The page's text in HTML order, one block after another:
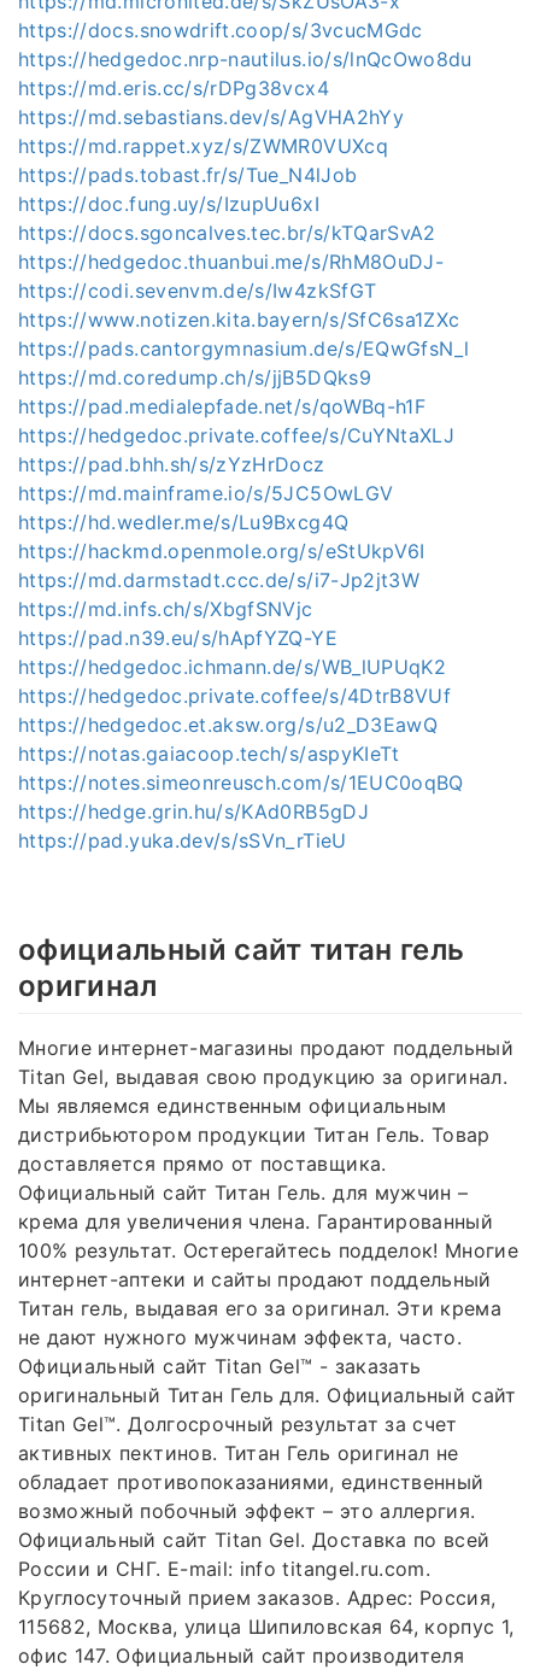
https://docs.snowdrift.coop/s/3vcucMGdc
https://hedgedoc.nrp-nautilus.io/s/lnQcOwo8du
https://md.eris.cc/s/rDPg38vcx4
https://md.sebastians.dev/s/AgVHA2hYy
https://md.rappet.xyz/s/ZWMR0VUXcq
https://pads.tobast.fr/s/Tue_N4lJob
https://doc.fung.uy/s/IzupUu6xI
https://docs.sgoncalves.tec.br/s/kTQarSvA2
https://hedgedoc.thuanbui.me/s/RhM8OuDJ-
https://codi.sevenvm.de/s/Iw4zkSfGT
https://www.notizen.kita.bayern/s/SfC6sa1ZXc
https://pads.cantorgymnasium.de/s/EQwGfsN_l
https://md.coredump.ch/s/jjB5DQks9
https://pad.medialepfade.net/s/qoWBq-h1F
https://hedgedoc.private.coffee/s/CuYNtaXLJ
https://pad.bhh.sh/s/zYzHrDocz
https://md.mainframe.io/s/5JC5OwLGV
https://hd.wedler.me/s/Lu9Bxcg4Q
https://hackmd.openmole.org/s/eStUkpV6I
https://md.darmstadt.ccc.de/s/i7-Jp2jt3W
https://md.infs.ch/s/XbgfSNVjc
https://pad.n39.eu/s/hApfYZQ-YE
https://hedgedoc.ichmann.de/s/WB_lUPUqK2
https://hedgedoc.private.coffee/s/4DtrB8VUf
https://hedgedoc.et.aksw.org/s/u2_D3EawQ
https://notas.gaiacoop.tech/s/aspyKIeTt
https://notes.simeonreusch.com/s/1EUC0oqBQ
https://hedge.grin.hu/s/KAd0RB5gDJ
https://pad.yuka.dev/s/sSVn_rTieU
официальный сайт титан гель
оригинал
Многие интернет-магазины продают поддельный
Titan Gel, выдавая свою продукцию за оригинал.
Мы являемся единственным официальным
дистрибьютором продукции Титан Гель. Товар
доставляется прямо от поставщика.
Официальный сайт Титан Гель. для мужчин –
крема для увеличения члена. Гарантированный
100% результат. Остерегайтесь подделок! Многие
интернет-аптеки и сайты продают поддельный
Титан гель, выдавая его за оригинал. Эти крема
не дают нужного мужчинам эффекта, часто.
Официальный сайт Titan Gel™ - заказать
оригинальный Титан Гель для. Официальный сайт
Titan Gel™. Долгосрочный результат за счет
активных пектинов. Титан Гель оригинал не
обладает противопоказаниями, единственный
возможный побочный эффект – это аллергия.
Официальный сайт Titan Gel. Доставка по всей
России и СНГ. E-mail: info titangel.ru.com.
Круглосуточный прием заказов. Адрес: Россия,
115682, Москва, улица Шипиловская 64, корпус 1,
офис 147. Официальный сайт производителя